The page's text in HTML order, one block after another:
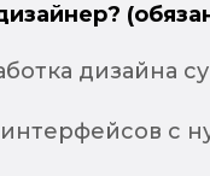
дизайна
с